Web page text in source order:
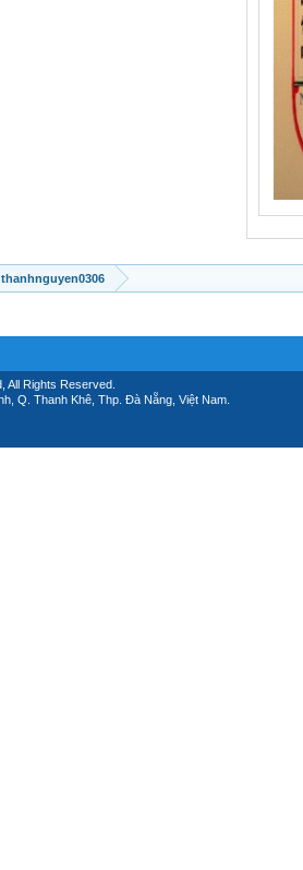
thanhnguyen0306
All Rights Reserved.
Q. Thanh Khê, Thp. Đà Nẵng, Việt Nam.